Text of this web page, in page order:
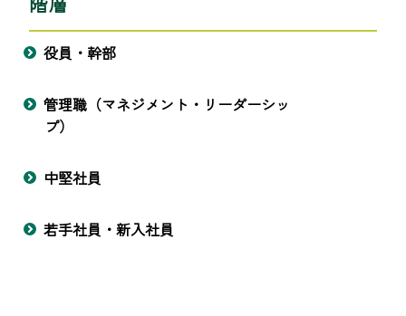
役員・幹部
管理職（マネジメント・リーダーシッ
プ）
中堅社員
若手社員・新入社員